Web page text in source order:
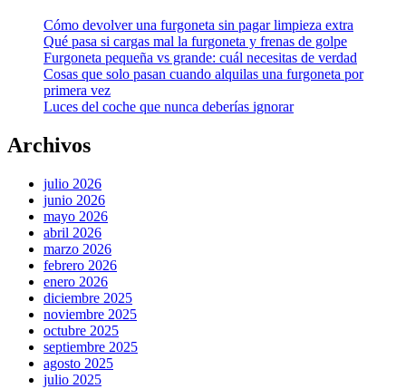
Cómo devolver una furgoneta sin pagar limpieza extra
Qué pasa si cargas mal la furgoneta y frenas de golpe
Furgoneta pequeña vs grande: cuál necesitas de verdad
Cosas que solo pasan cuando alquilas una furgoneta por
primera vez
Luces del coche que nunca deberías ignorar
Archivos
julio 2026
junio 2026
mayo 2026
abril 2026
marzo 2026
febrero 2026
enero 2026
diciembre 2025
noviembre 2025
octubre 2025
septiembre 2025
agosto 2025
julio 2025